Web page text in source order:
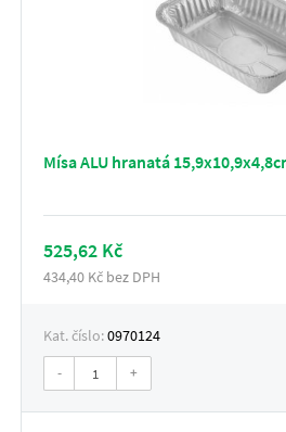
Mísa ALU hranatá
525,62 Kč
434,40 Kč bez DPH
Kat. číslo:0970124
- +